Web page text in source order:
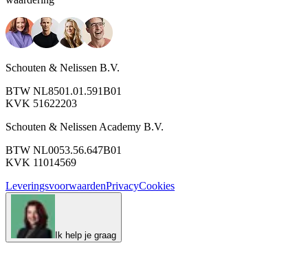
Schouten & Nelissen B.V.
BTW NL8501.01.591B01
KVK 51622203
Schouten & Nelissen Academy B.V.
BTW NL0053.56.647B01
KVK 11014569
LeveringsvoorwaardenPrivacyCookies
Ik help je graag